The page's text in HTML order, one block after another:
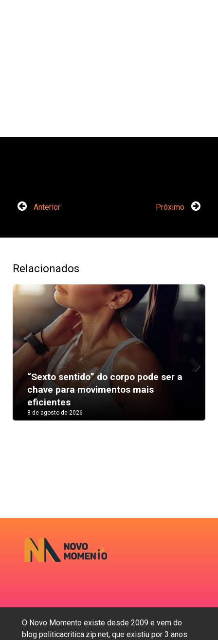
Anterior Próximo
Relacionados
“Sexto sentido” do corpo pode ser a
chave para movimentos mais
eficientes
8 de agosto de 2026
O Novo Momento existe desde 2009 e vem do
blog politicacritica.zip.net, que existiu por 3 anos